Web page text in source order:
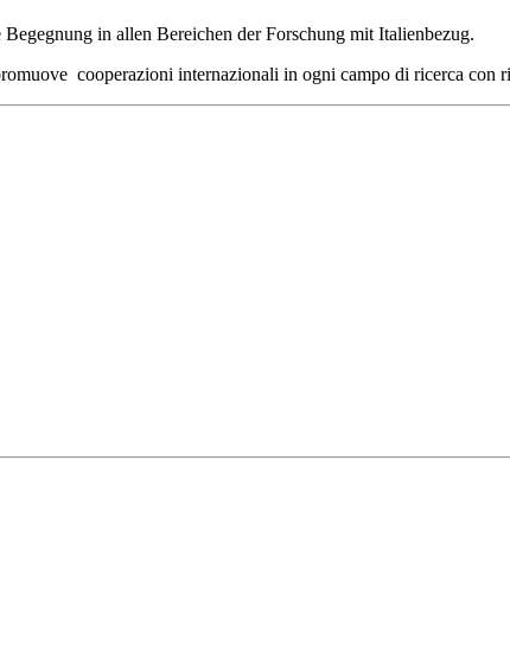
in allen Bereichen der Forschung mit Italienbezug.
cooperazioni internazionali in ogni campo di ricerca con